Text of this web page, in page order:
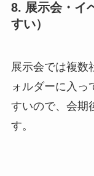
8. 展示会・イ
すい）
展示会では複数
ォルダーに入っ
すいので、会期
す。